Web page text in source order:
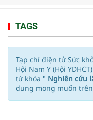
TAGS
Tạp chí điện tử Sức
Hội Nam Y (Hội
từ khóa " Nghiên cứu
dung mong muốn